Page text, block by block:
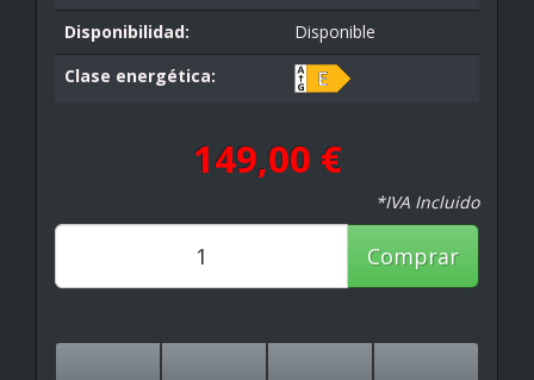
Disponibilidad:
Disponible
Clase energética:
149,00 €
*IVA Incluido
Comprar